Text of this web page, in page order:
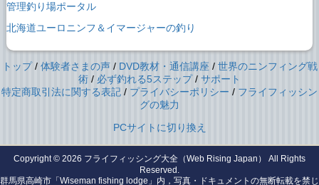
管理釣り場ポータル
北海道ユーロニンフ＆イマージャーの釣り
トップ/ 体験者さまの声/ DVD教材・通信講座 / 世界のニンフィング戦
術 / 必ず釣れる5ステップ/ サポート
特定商取引法に関する表記 / プライバシーポリシー / フライフィッシン
グの魅力
PCサイトに切り換え
Copyright © 2026 フライフィッシング大全（Web Rising Japan）
All Rights
Reserved.
群馬県高崎市「Wiseman fishing lodge」内，写真・ドキュメントの無断転載を禁じ